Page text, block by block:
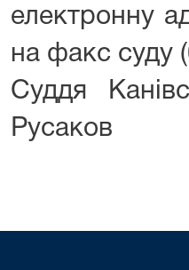
електронну
на факс суду
Суддя
Русаков